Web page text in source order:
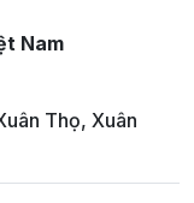
Nam
Thọ, Xuân